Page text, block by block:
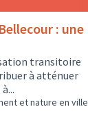
: une
transitoire
à atténuer
et nature en ville